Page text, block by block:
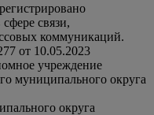
связи,
коммуникаций.
от 10.05.2023
учреждение
муниципального округа
округа